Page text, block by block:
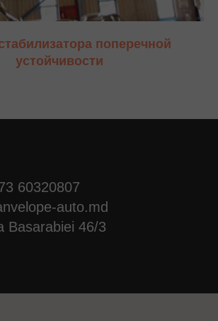
поперечной
устойчивости
60320807
auto.md
Basarabiei 46/3